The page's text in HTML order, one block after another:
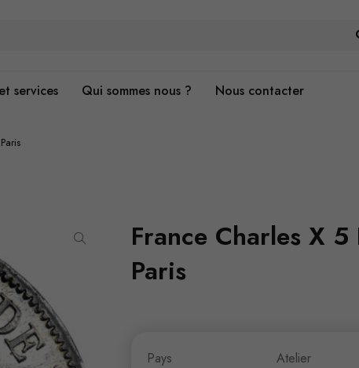
services Qui sommes nous ? Nous contacter
France Charles X
Paris
Pays
Atelier